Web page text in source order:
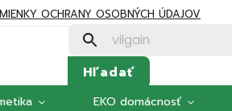
OCHRANY OSOBNÝCH ÚDAJOV
Hľadať
EKO domácnosť